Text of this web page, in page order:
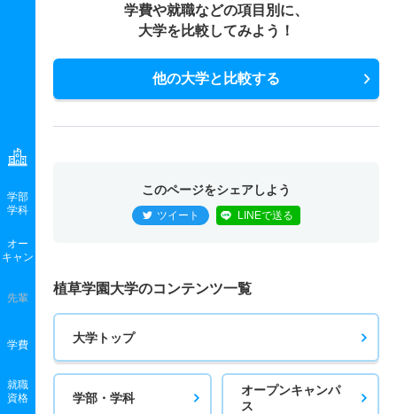
学部
学科
オー
キャン
先輩
学費
就職
資格
学費や就職などの項目別に、
大学を比較してみよう！
他の大学と比較する
このページをシェアしよう
ツイート LINEで送る
植草学園大学のコンテンツ一覧
大学トップ
学部・学科
オープンキャンパ
ス